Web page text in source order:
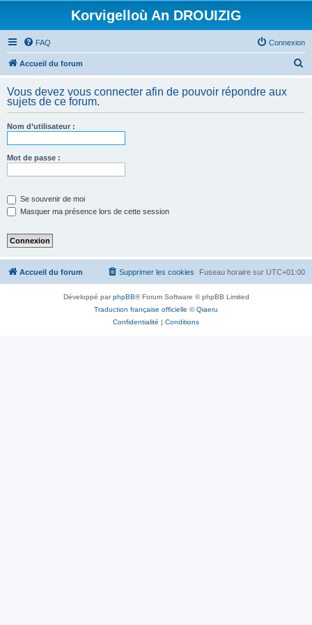
Korvigelloù An DROUIZIG
FAQ Connexion
Accueil du forum
h
Vous devez vous connecter afin de pouvoir répondre aux
sujets de ce forum.
Nom d’utilisateur :
Mot de passe :
Se souvenir de moi
Masquer ma présence lors de cette session
Accueil du forum Fuseau horaire sur UTC+01:00
Supprimer les cookies
Développé parphpBB® Forum Software © phpBB Limited
Traduction française officielle ©Qiaeru
Confidentialité | Conditions